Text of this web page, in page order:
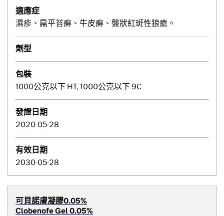
適應症
濕疹、扁平苔癬、牛皮癬、盤狀紅斑性狼瘡。
劑型
包裝
1000公克以下 HT, 1000公克以下 9C
發證日期
2020-05-28
有效日期
2030-05-28
可貝諾膚凝膠0.05%
Clobenofe Gel 0.05%